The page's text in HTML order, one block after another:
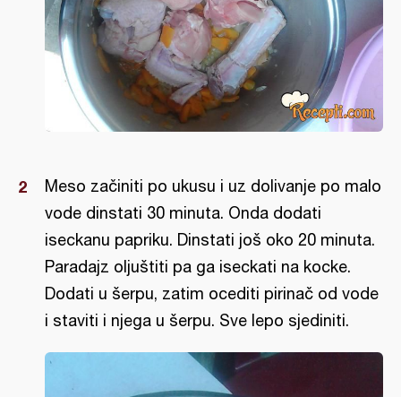
Meso začiniti po ukusu i uz dolivanje po malo
vode dinstati 30 minuta. Onda dodati
iseckanu papriku. Dinstati još oko 20 minuta.
Paradajz oljuštiti pa ga iseckati na kocke.
Dodati u šerpu, zatim ocediti pirinač od vode
i staviti i njega u šerpu. Sve lepo sjediniti.